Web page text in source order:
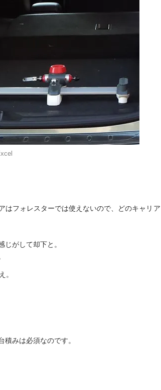
はフォレスターでは使えないので、どのキャリア
がして却下と。
。
みは必須なのです。